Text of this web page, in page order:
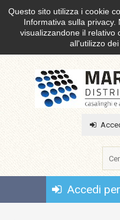
Questo sito utilizza i cookie
Informativa sulla privacy.
visualizzandone il relativo
all'utilizzo dei
Accedi